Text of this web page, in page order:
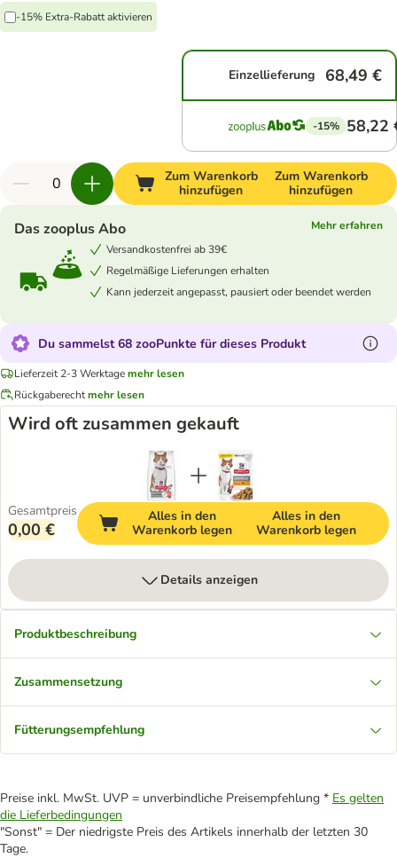
-15% Extra-Rabatt aktivieren
Einzellieferung 68,49 €
-15% 58,22
Zum Warenkorb
hinzufügen
Zum Warenkorb
hinzufügen
Das zooplus Abo
Mehr erfahren
Versandkostenfrei ab 39€
Regelmäßige Lieferungen erhalten
Kann jederzeit angepasst, pausiert oder beendet werden
Du sammelst 68 zooPunkte für dieses Produkt
Lieferzeit 2-3 Werktagemehr lesen
Rückgaberechtmehr lesen
Wird oft zusammen gekauft
Gesamtpreis
0,00 €
Alles in den
Warenkorb legen
Alles in den
Warenkorb legen
Details anzeigen
Produktbeschreibung
Zusammensetzung
Fütterungsempfehlung
Preise inkl. MwSt. UVP = unverbindliche Preisempfehlung * Es gelten
die Lieferbedingungen
"Sonst" = Der niedrigste Preis des Artikels innerhalb der letzten 30
Tage.